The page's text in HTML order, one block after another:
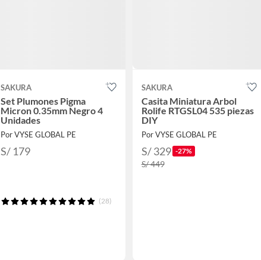
SAKURA
Set Plumones Pigma
Micron 0.35mm Negro 4
Unidades
Por VYSE GLOBAL PE
S/ 179
(28)
SAKURA
Casita Miniatura Arbol
Rolife RTGSL04 535 piezas
DIY
Por VYSE GLOBAL PE
S/ 329 -27%
S/ 449